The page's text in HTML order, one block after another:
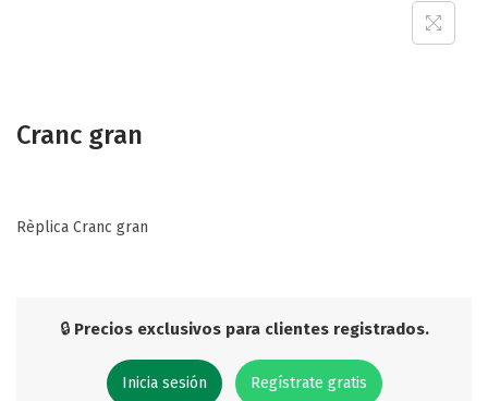
Cranc gran
Rèplica Cranc gran
🔒 Precios exclusivos para clientes registrados.
Inicia sesión Regístrate gratis